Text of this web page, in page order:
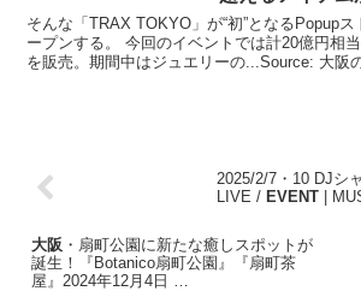
そんな「TRAX TOKYO」が“初”となるPopup
ープンする。 今回のイベントでは計20億円相
を販売。期間中はジュエリーの...Source: 大阪
2025/2/7・10 DJシ
LIVE / EVENT|
大阪 ・扇町公園に新たな癒しスポットが
誕生！『Botanico扇町公園』『扇町茶
屋』2024年12月4日 …